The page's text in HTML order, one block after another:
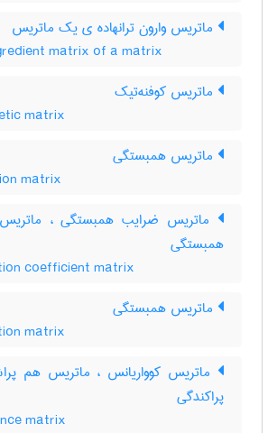
ماتریس وارون ترانهاده ی یک ماتریس
matrix of a matrix
ماتریس کوفنه‌تیک
matrix
ماتریس همبستگی
matrix
ماتریس ضرایب همبستگی ،
همبستگی
coefficient matrix
ماتریس همبستگی
matrix
ماتریس کوواریانس ، ماتریس هم
پراکندگی
matrix